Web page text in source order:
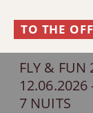
FLY & FUN
12.06.2026
7 NUITS
TO THE